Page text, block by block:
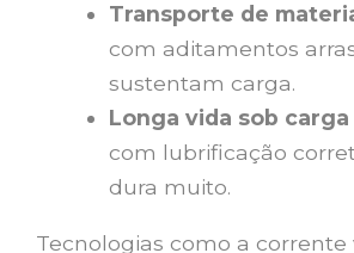
Transporte de
com aditamentos
sustentam carga.
Longa vida sob
com lubrificação
dura muito.
Tecnologias como a corrente